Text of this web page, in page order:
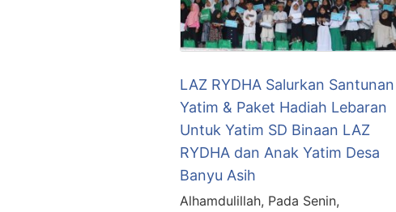
LAZ RYDHA Salurkan Santunan
Yatim & Paket Hadiah Lebaran
Untuk Yatim SD Binaan LAZ
RYDHA dan Anak Yatim Desa
Banyu Asih
Alhamdulillah, Pada Senin,